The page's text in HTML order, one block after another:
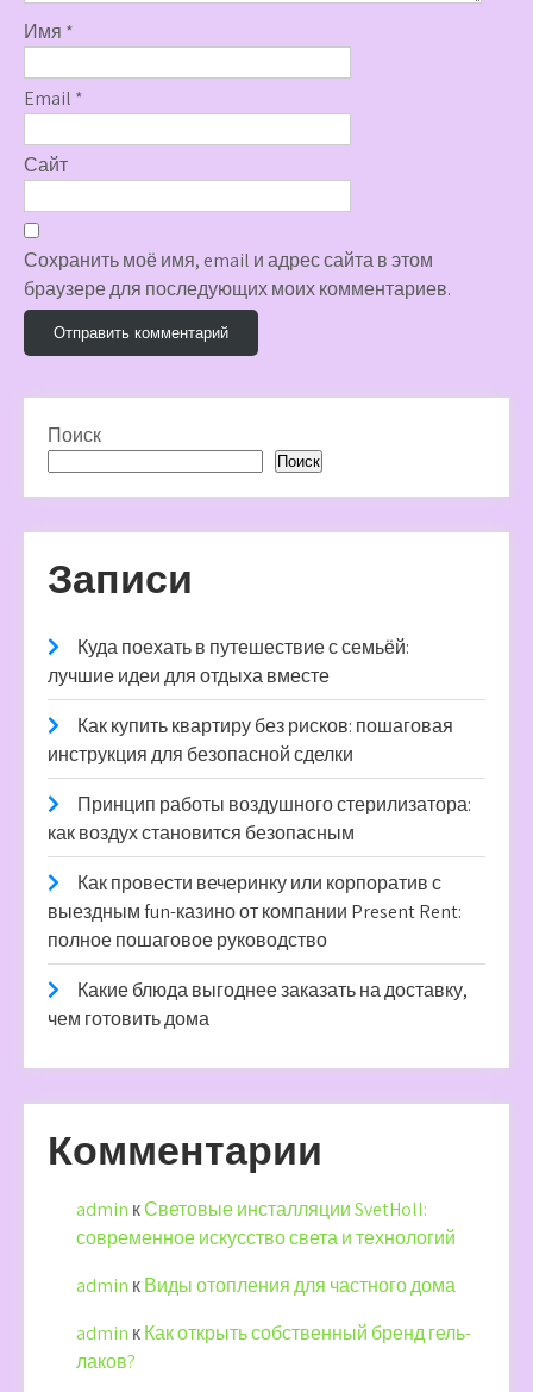
Имя *
Email *
Сайт
Сохранить моё имя, email и адрес сайта в этом
браузере для последующих моих комментариев.
Поиск
Поиск
Записи
Куда поехать в путешествие с семьёй:
лучшие идеи для отдыха вместе
Как купить квартиру без рисков: пошаговая
инструкция для безопасной сделки
Принцип работы воздушного стерилизатора:
как воздух становится безопасным
Как провести вечеринку или корпоратив с
выездным fun-казино от компании Present Rent:
полное пошаговое руководство
Какие блюда выгоднее заказать на доставку,
чем готовить дома
Комментарии
admin кСветовые инсталляции SvetHoll:
современное искусство света и технологий
admin кВиды отопления для частного дома
admin кКак открыть собственный бренд гель-
лаков?